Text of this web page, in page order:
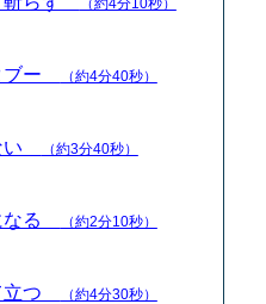
ブー （約4分40秒）
い （約3分40秒）
なる （約2分10秒）
立つ （約4分30秒）